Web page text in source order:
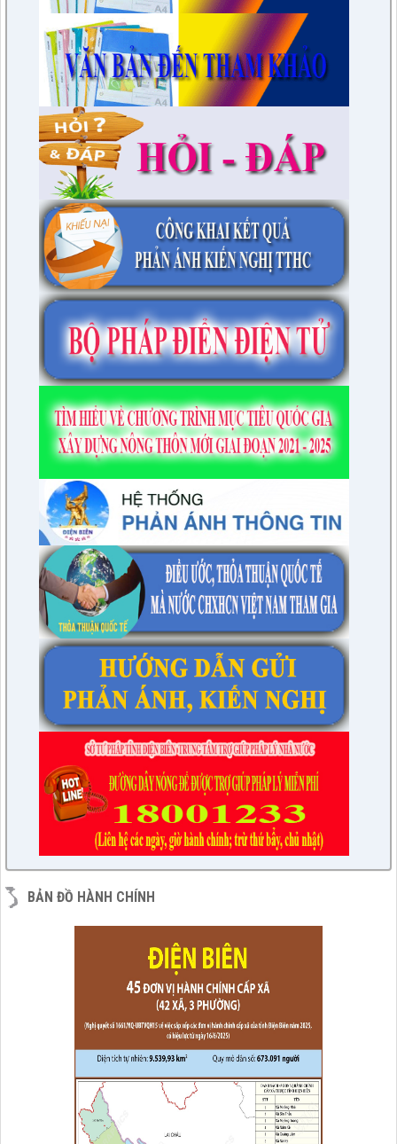
lượt xem: 3387 | lượt tải:596
230/CTr-TT HĐND
Chương trình công tác tháng 03/2023 của TT HĐND
lượt xem: 3379 | lượt tải:461
1/NQ-TTHĐND
Nghị quyết V/v: Điều chỉnh cục bộ quy hoạch chi tiết xây dựng
tỷ lệ 1/500 Khu trung tâm thị trấn Tuần Giáo huyện Tuần Giáo
tỉnh Điện Biên ( Khu dân cư số 1 Thị trấn Tuần Giáo; Khu dân
cư số 2 Thị trấn Tuần Giáo; Khu dân cư mới số 3
lượt xem: 2803 | lượt tải:1456
2/CV-BDT
Đề xuất chuyên đề giám sát năm 2024
lượt xem: 3923 | lượt tải:979
4/CV-BKTXH
Đề xuất nội dung giám sát năm 2024 của TT HĐND huyện
lượt xem: 4940 | lượt tải:1315
BẢN ĐỒ HÀNH CHÍNH